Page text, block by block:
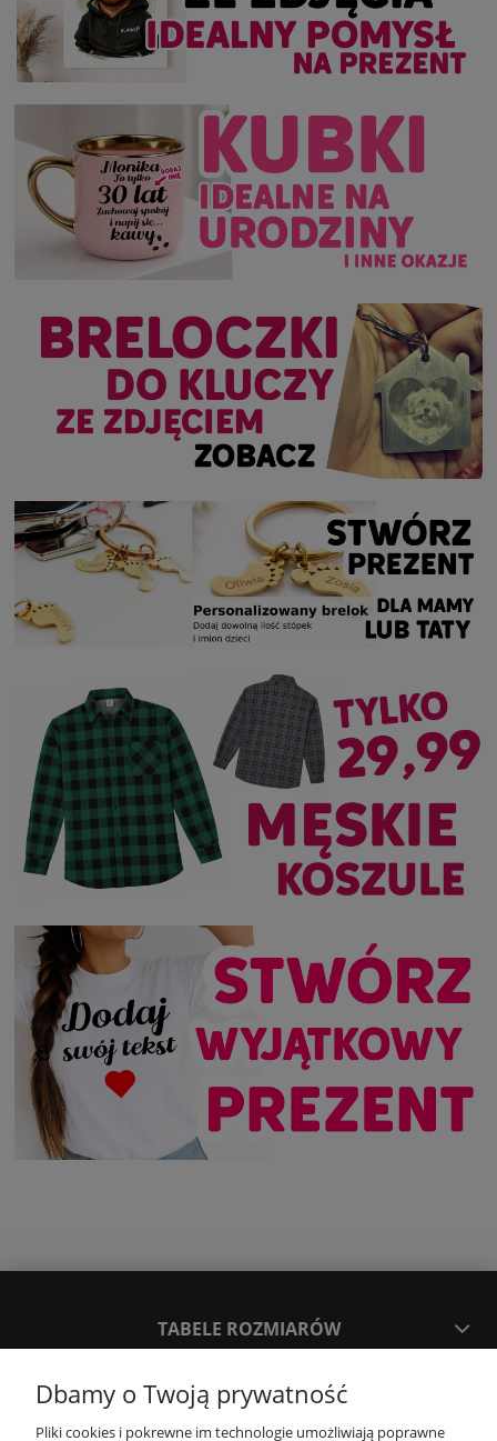
TABELE ROZMIARÓW
SPOSOBY PŁATNOŚCI ORAZ CZAS I KOSZTY DOSTAWY
Dbamy o Twoją prywatność
Pliki cookies i pokrewne im technologie umożliwiają poprawne